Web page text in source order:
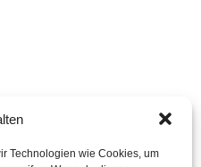
Technologien wie Cookies, um